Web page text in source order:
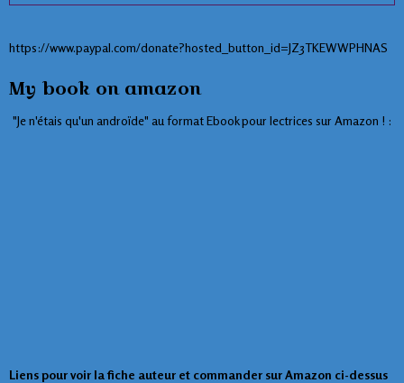
https://www.paypal.com/donate?hosted_button_id=JZ3TKEWWPHNAS
My book on amazon
"Je n'étais qu'un androïde" au format Ebook pour lectrices sur Amazon ! :
Liens pour voir la fiche auteur et commander sur Amazon ci-dessus